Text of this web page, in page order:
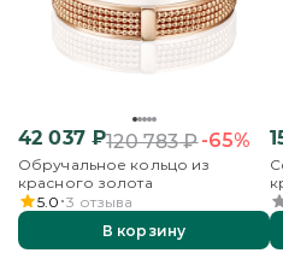
42 037₽120 783₽-65%
Обручальное кольцо из
красного золота
5.0 3 отзыва
В корзину